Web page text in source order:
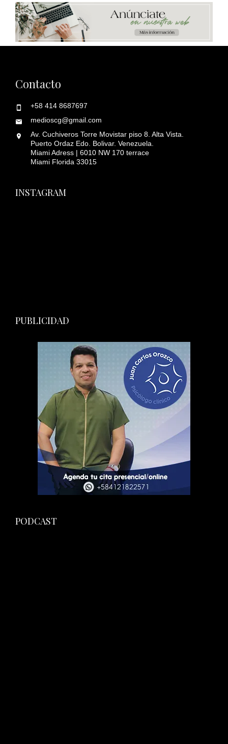
Contacto
+58 414 8687697
medioscg@gmail.com
Av. Cuchiveros Torre Movistar piso 8. Alta Vista.
Puerto Ordaz Edo. Bolivar. Venezuela.
Miami Adress | 6010 NW 170 terrace
Miami Florida 33015
INSTAGRAM
PUBLICIDAD
PODCAST